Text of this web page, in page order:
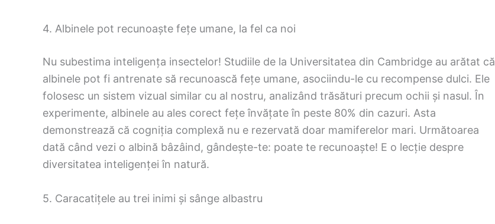
4. Albinele pot recunoaște fețe umane, la fel ca noi
Nu subestima inteligența insectelor! Studiile de la Universitatea din Cambridge au arătat că
albinele pot fi antrenate să recunoască fețe umane, asociindu-le cu recompense dulci. Ele
folosesc un sistem vizual similar cu al nostru, analizând trăsături precum ochii și nasul. În
experimente, albinele au ales corect fețe învățate în peste 80% din cazuri. Asta
demonstrează că cogniția complexă nu e rezervată doar mamiferelor mari. Următoarea
dată când vezi o albină bâzâind, gândește-te: poate te recunoaște! E o lecție despre
diversitatea inteligenței în natură.
5. Caracatițele au trei inimi și sânge albastru